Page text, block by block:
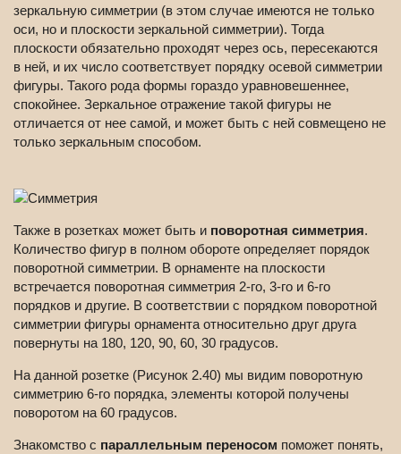
зеркальную симметрии (в этом случае имеются не только
оси, но и плоскости зеркальной симметрии). Тогда
плоскости обязательно проходят через ось, пересекаются
в ней, и их число соответствует порядку осевой симметрии
фигуры. Такого рода формы гораздо уравновешеннее,
спокойнее. Зеркальное отражение такой фигуры не
отличается от нее самой, и может быть с ней совмещено не
только зеркальным способом.
Также в розетках может быть и поворотная симметрия.
Количество фигур в полном обороте определяет порядок
поворотной симметрии. В орнаменте на плоскости
встречается поворотная симметрия 2-го, 3-го и 6-го
порядков и другие. В соответствии с порядком поворотной
симметрии фигуры орнамента относительно друг друга
повернуты на 180, 120, 90, 60, 30 градусов.
На данной розетке (Рисунок 2.40) мы видим поворотную
симметрию 6-го порядка, элементы которой получены
поворотом на 60 градусов.
Знакомство с параллельным переносом поможет понять,